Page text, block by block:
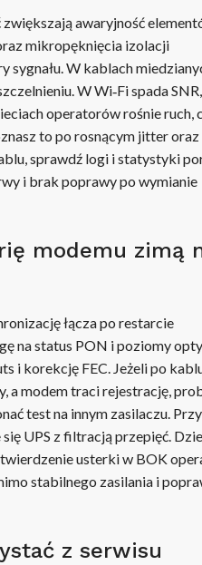
awaryjność
mikropęknięcia izolacji
sygnału. W kablach
W Wi‑Fi spada
operatorów rośnie ruch,
to po rosnącym jitter oraz
sprawdź logi i statystyki
i brak poprawy po wymianie
modemu zimą
łącza po restarcie
na status PON i poziomy
i korekcję FEC. Jeżeli po
a modem traci rejestrację,
test na innym zasilaczu. Przy
UPS z filtracją przepięć.
usterki w BOK
stabilnego zasilania i
z serwisu